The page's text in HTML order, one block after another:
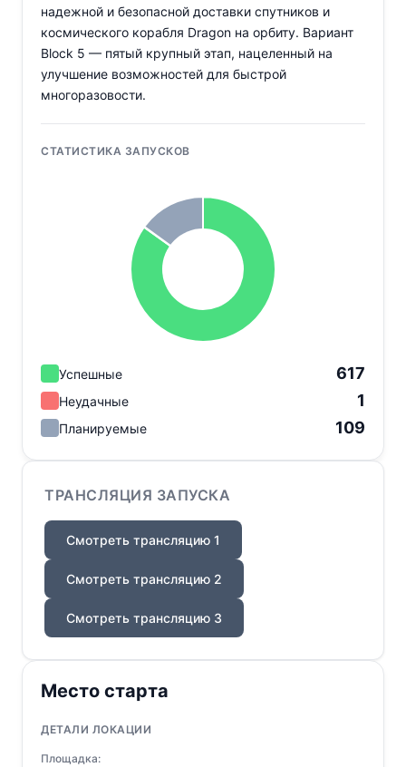
надежной и безопасной доставки спутников и
космического корабля Dragon на орбиту. Вариант
Block 5 — пятый крупный этап, нацеленный на
улучшение возможностей для быстрой
многоразовости.
СТАТИСТИКА ЗАПУСКОВ
Успешные 617
Неудачные 1
Планируемые 109
ТРАНСЛЯЦИЯ ЗАПУСКА
Смотреть трансляцию 1
Смотреть трансляцию 2
Смотреть трансляцию 3
Место старта
ДЕТАЛИ ЛОКАЦИИ
Площадка: